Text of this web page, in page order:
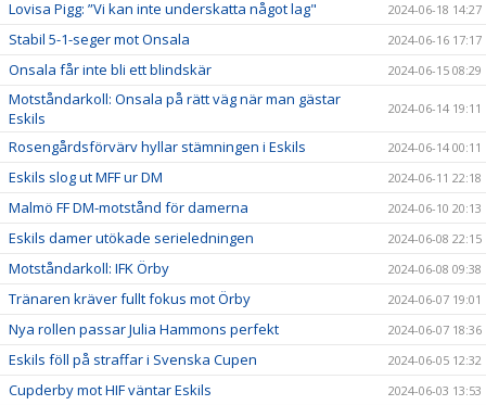
Lovisa Pigg: ”Vi kan inte underskatta något lag" 2024-06-18 14:27
Stabil 5-1-seger mot Onsala 2024-06-16 17:17
Onsala får inte bli ett blindskär 2024-06-15 08:29
Motståndarkoll: Onsala på rätt väg när man gästar
Eskils
2024-06-14 19:11
Rosengårdsförvärv hyllar stämningen i Eskils 2024-06-14 00:11
Eskils slog ut MFF ur DM 2024-06-11 22:18
Malmö FF DM-motstånd för damerna 2024-06-10 20:13
Eskils damer utökade serieledningen 2024-06-08 22:15
Motståndarkoll: IFK Örby 2024-06-08 09:38
Tränaren kräver fullt fokus mot Örby 2024-06-07 19:01
Nya rollen passar Julia Hammons perfekt 2024-06-07 18:36
Eskils föll på straffar i Svenska Cupen 2024-06-05 12:32
Cupderby mot HIF väntar Eskils 2024-06-03 13:53